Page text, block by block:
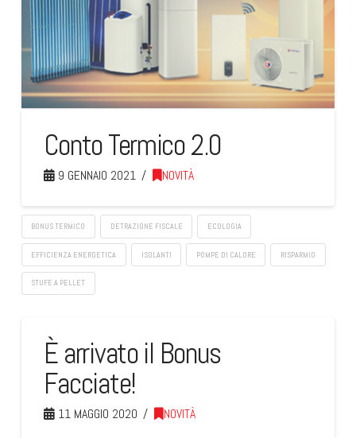
Conto Termico 2.0
9 GENNAIO 2021 NOVITÀ
BONUS TERMICO DETRAZIONE FISCALE ECOLOGIA
EFFICIENZA ENERGETICA ISOLANTI POMPE DI CALORE RISPARMIO
STUFE A PELLET
È arrivato il Bonus
Facciate!
11 MAGGIO 2020 NOVITÀ